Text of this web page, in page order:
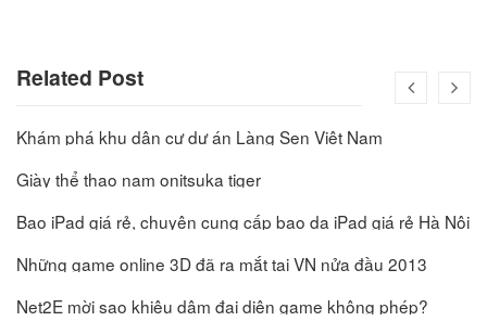
Related Post
Khám phá khu dân cư dự án Làng Sen Việt Nam
Giày thể thao nam onitsuka tiger
Bao iPad giá rẻ, chuyên cung cấp bao da iPad giá rẻ Hà Nội
Những game online 3D đã ra mắt tại VN nửa đầu 2013
Net2E mời sao khiêu dâm đại diện game không phép?